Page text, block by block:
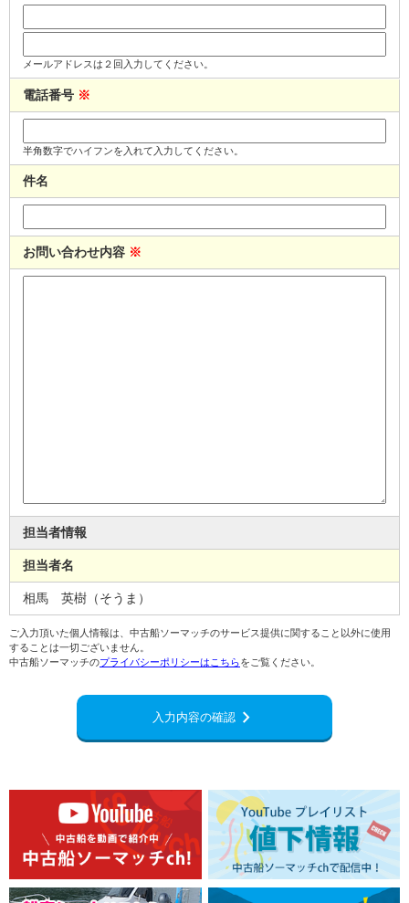
メールアドレスは２回入力してください。
電話番号 ※
半角数字でハイフンを入れて入力してください。
件名
お問い合わせ内容 ※
担当者情報
担当者名
相馬 英樹（そうま）
ご入力頂いた個人情報は、中古船ソーマッチのサービス提供に関すること以外に使用
することは一切ございません。
中古船ソーマッチのプライバシーポリシーはこちらをご覧ください。
入力内容の確認chevron_right